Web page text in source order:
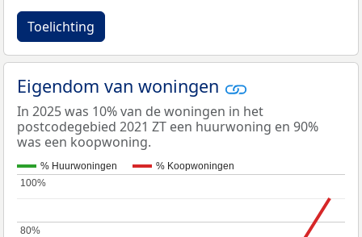
Toelichting
Eigendom van woningen
In 2025 was 10% van de woningen in het
postcodegebied 2021 ZT een huurwoning en 90%
was een koopwoning.
% Huurwoningen % Koopwoningen
80%
80%
100%
100%